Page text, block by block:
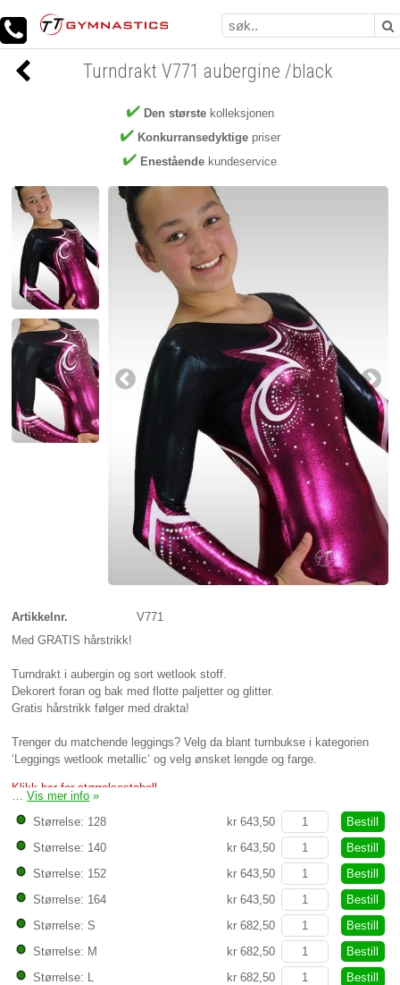
Den størstekolleksjonen
Konkurransedyktigepriser
Enestående kundeservice
Turndrakt V771 aubergine /black
Artikkelnr.
V771
Med GRATIS hårstrikk!
Turndrakt i aubergin og sort wetlook stoff.
Dekorert foran og bak med flotte paljetter og glitter.
Gratis hårstrikk følger med drakta!
Trenger du matchende leggings? Velg da blant turnbukse i kategorien
‘Leggings wetlook metallic’ og velg ønsket lengde og farge.
…Vis mer info »
Klikk her for størrelsestabell
Størrelse: 128 kr 643,50
Bestill
Størrelse: 140
kr 643,50
Bestill
Størrelse: 152
kr 643,50
Bestill
Størrelse: 164
kr 643,50
Bestill
Størrelse: S
kr 682,50
Bestill
Størrelse: M
kr 682,50
Bestill
Størrelse: L
kr 682,50 Bestill